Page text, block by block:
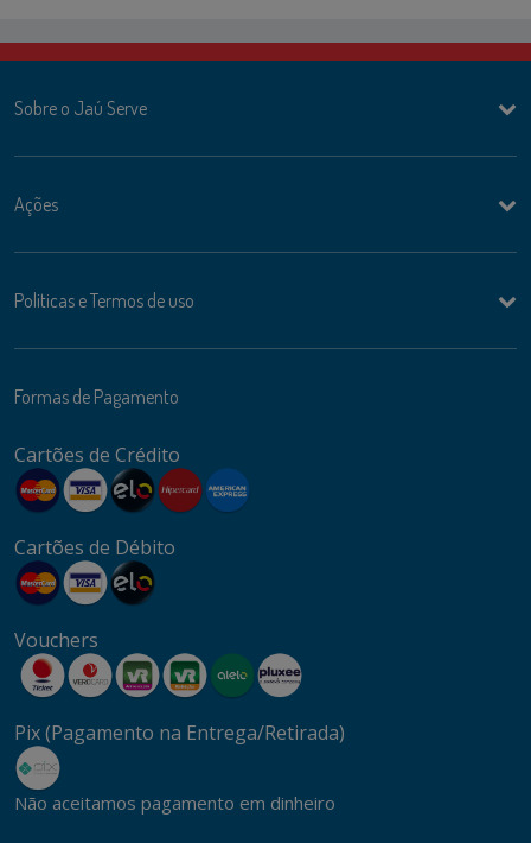
Sobre o Jaú Serve
Ações
Politicas e Termos de uso
Formas de Pagamento
Cartões de Crédito
Cartões de Débito
Vouchers
Pix (Pagamento na Entrega/Retirada)
Não aceitamos pagamento em dinheiro